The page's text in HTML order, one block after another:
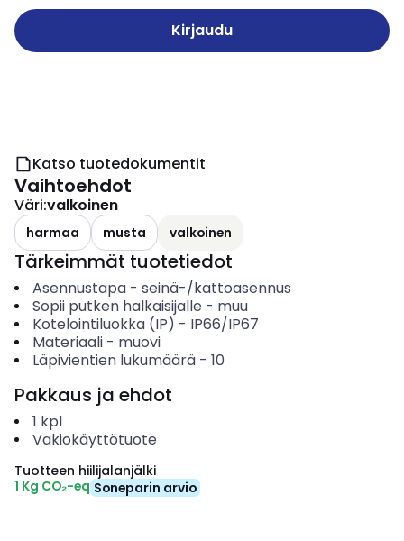
Kirjaudu
Katso tuotedokumentit
Vaihtoehdot
Väri:valkoinen
harmaa musta valkoinen
Tärkeimmät tuotetiedot
Asennustapa- seinä-/kattoasennus
Sopii putken halkaisijalle - muu
Kotelointiluokka (IP) - IP66/IP67
Materiaali- muovi
Läpivientien lukumäärä- 10
Pakkaus ja ehdot
1 kpl
Vakiokäyttötuote
Tuotteen hiilijalanjälki
1 Kg CO₂-eq Soneparin arvio